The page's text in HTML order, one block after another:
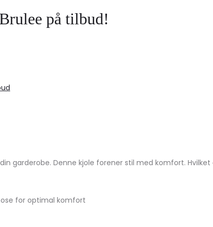
på tilbud!
garderobe. Denne kjole forener stil med komfort.
for optimal komfort